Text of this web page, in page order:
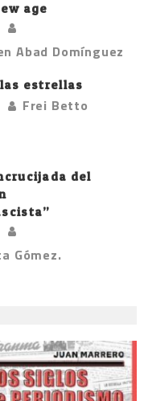
age
Abad Domínguez
estrellas
Frei Betto
del
Gómez.